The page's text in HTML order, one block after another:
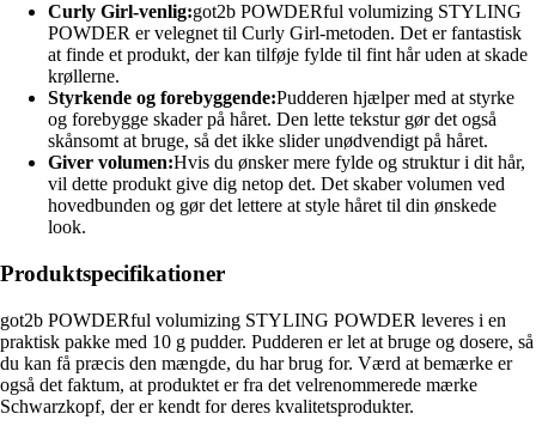
Curly Girl-venlig:got2b POWDERful volumizing STYLING
POWDER er velegnet til Curly Girl-metoden. Det er fantastisk
at finde et produkt, der kan tilføje fylde til fint hår uden at skade
krøllerne.
Styrkende og forebyggende:Pudderen hjælper med at styrke
og forebygge skader på håret. Den lette tekstur gør det også
skånsomt at bruge, så det ikke slider unødvendigt på håret.
Giver volumen:Hvis du ønsker mere fylde og struktur i dit hår,
vil dette produkt give dig netop det. Det skaber volumen ved
hovedbunden og gør det lettere at style håret til din ønskede
look.
Produktspecifikationer
got2b POWDERful volumizing STYLING POWDER leveres i en
praktisk pakke med 10 g pudder. Pudderen er let at bruge og dosere, så
du kan få præcis den mængde, du har brug for. Værd at bemærke er
også det faktum, at produktet er fra det velrenommerede mærke
Schwarzkopf, der er kendt for deres kvalitetsprodukter.